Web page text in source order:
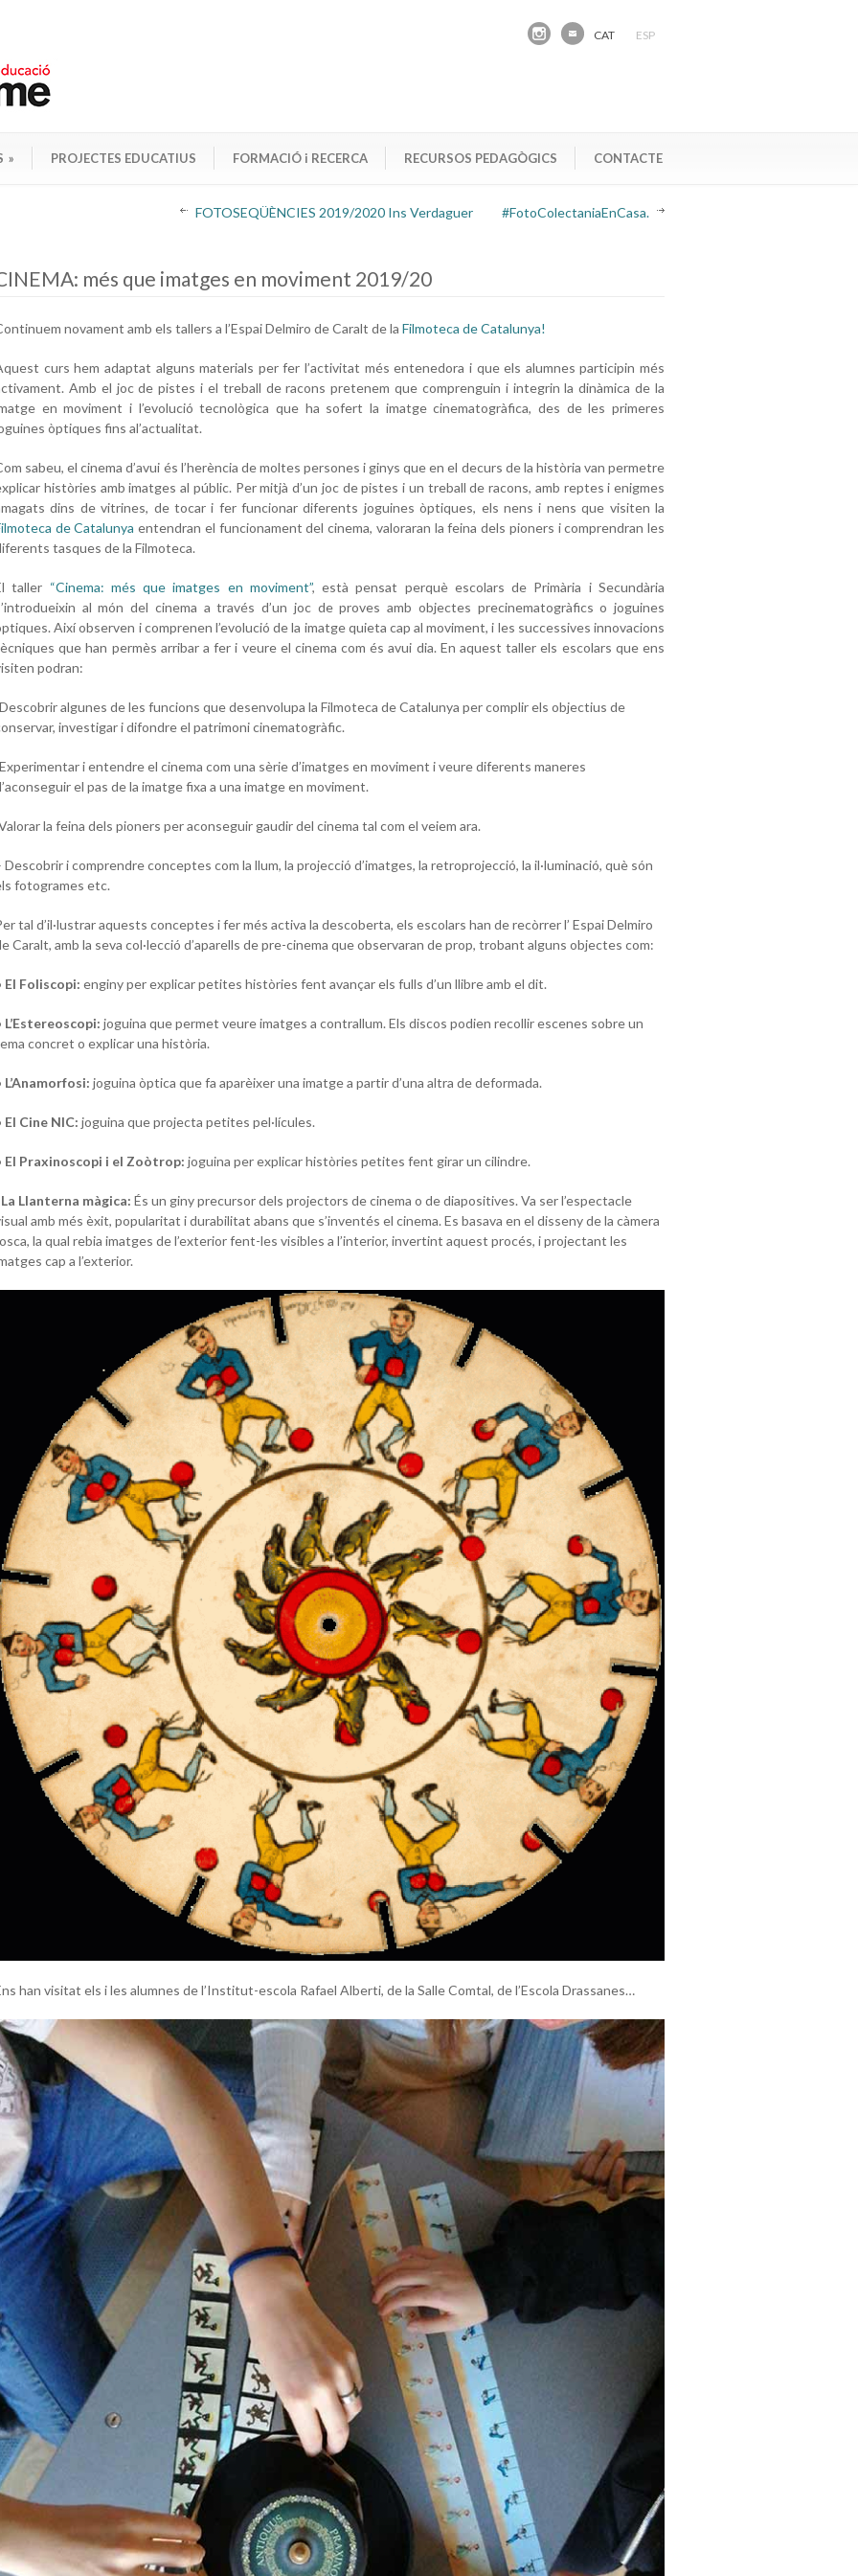
CAT ESP
» PROJECTES EDUCATIUS FORMACIÓ i RECERCA RECURSOS PEDAGÒGICS CONTACTE
FOTOSEQÜÈNCIES 2019/2020 Ins Verdaguer #FotoColectaniaEnCasa.
més que imatges en moviment 2019/20
novament amb els tallers a l’Espai Delmiro de Caralt de la Filmoteca de Catalunya!
curs hem adaptat alguns materials per fer l’activitat més entenedora i que els alumnes participin més
Amb el joc de pistes i el treball de racons pretenem que comprenguin i integrin la dinàmica de la
en moviment i l’evolució tecnològica que ha sofert la imatge cinematogràfica, des de les primeres
òptiques fins al’actualitat.
sabeu, el cinema d’avui és l’herència de moltes persones i ginys que en el decurs de la història van permetre
històries amb imatges al públic. Per mitjà d’un joc de pistes i un treball de racons, amb reptes i enigmes
dins de vitrines, de tocar i fer funcionar diferents joguines òptiques, els nens i nens que visiten la
de Catalunya entendran el funcionament del cinema, valoraran la feina dels pioners i comprendran les
tasques de la Filmoteca.
taller “Cinema: més que imatges en moviment”, està pensat perquè escolars de Primària i Secundària
al món del cinema a través d’un joc de proves amb objectes precinematogràfics o joguines
Així observen i comprenen l’evolució de la imatge quieta cap al moviment, i les successives innovacions
que han permès arribar a fer i veure el cinema com és avui dia. En aquest taller els escolars que ens
podran:
algunes de les funcions que desenvolupa la Filmoteca de Catalunya per complir els objectius de
investigar i difondre el patrimoni cinematogràfic.
i entendre el cinema com una sèrie d’imatges en moviment i veure diferents maneres
el pas de la imatge fixa a una imatge en moviment.
la feina dels pioners per aconseguir gaudir del cinema tal com el veiem ara.
Descobrir i comprendre conceptes com la llum, la projecció d’imatges, la retroprojecció, la il·luminació, què són
fotogrames etc.
tal d’il·lustrar aquests conceptes i fer més activa la descoberta, els escolars han de recòrrer l’ Espai Delmiro
Caralt, amb la seva col·lecció d’aparells de pre-cinema que observaran de prop, trobant alguns objectes com:
El Foliscopi: enginy per explicar petites històries fent avançar els fulls d’un llibre amb el dit.
L’Estereoscopi: joguina que permet veure imatges a contrallum. Els discos podien recollir escenes sobre un
concret o explicar una història.
L’Anamorfosi: joguina òptica que fa aparèixer una imatge a partir d’una altra de deformada.
El Cine NIC: joguina que projecta petites pel·lícules.
El Praxinoscopi i el Zoòtrop: joguina per explicar històries petites fent girar un cilindre.
La Llanterna màgica: És un giny precursor dels projectors de cinema o de diapositives. Va ser l’espectacle
amb més èxit, popularitat i durabilitat abans que s’inventés el cinema. Es basava en el disseny de la càmera
la qual rebia imatges de l’exterior fent-les visibles a l’interior, invertint aquest procés, i projectant les
cap a l’exterior.
han visitat els i les alumnes de l’Institut-escola Rafael Alberti, de la Salle Comtal, de l’Escola Drassanes…